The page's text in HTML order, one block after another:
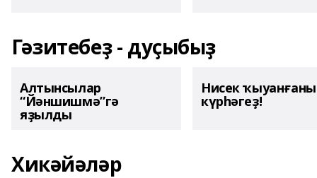
Гәзитебеҙ - дуҫыбыҙ
Алтынсылар
“Йәншишмә”гә
яҙылды
Нисек
күрһәгеҙ!
Хикәйәләр